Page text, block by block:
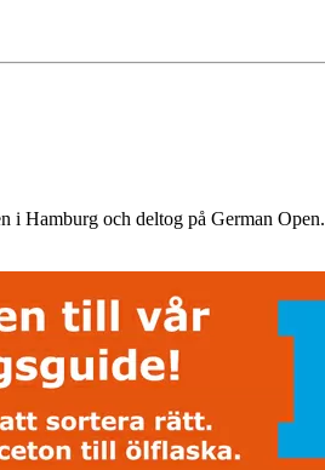
i Hamburg och deltog på German Open.